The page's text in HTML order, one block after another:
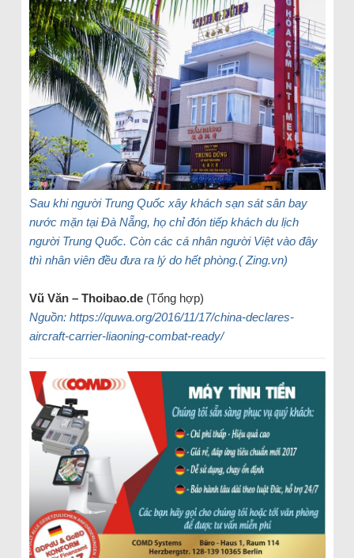
Sau khi người Trung Quốc xây khách sạn sát sân bay
nước mặn tại Đà Nẵng, họ chỉ đón tiếp khách du lịch
người Trung Quốc. Còn các cá nhân người Việt vào đây
thì nhân viên đều đưa ra lý do hết phòng.( Zing.vn)
Vũ Văn – Thoibao.de(Tổng hợp)
Nguồn: https://quwa.org/2016/11/17/china-declares-
aircraft-carrier-liaoning-combat-ready/